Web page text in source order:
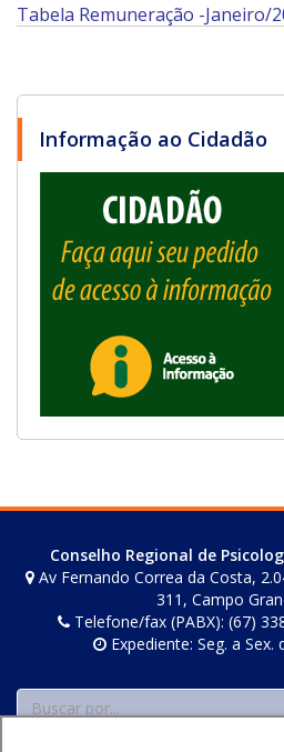
Tabela Remuneração -Janeiro/
Informação ao Cidadão
Conselho Regional de
Av Fernando Correa da Costa,
311, Campo
Telefone/fax (PABX): (67)
Expediente: Seg. a Sex.
Buscar